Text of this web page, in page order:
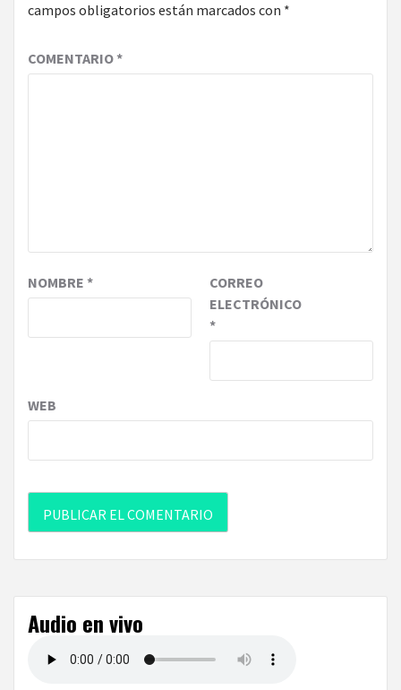
campos obligatorios están marcados con *
COMENTARIO*
NOMBRE *
CORREO
ELECTRÓNICO
*
WEB
Audio en vivo